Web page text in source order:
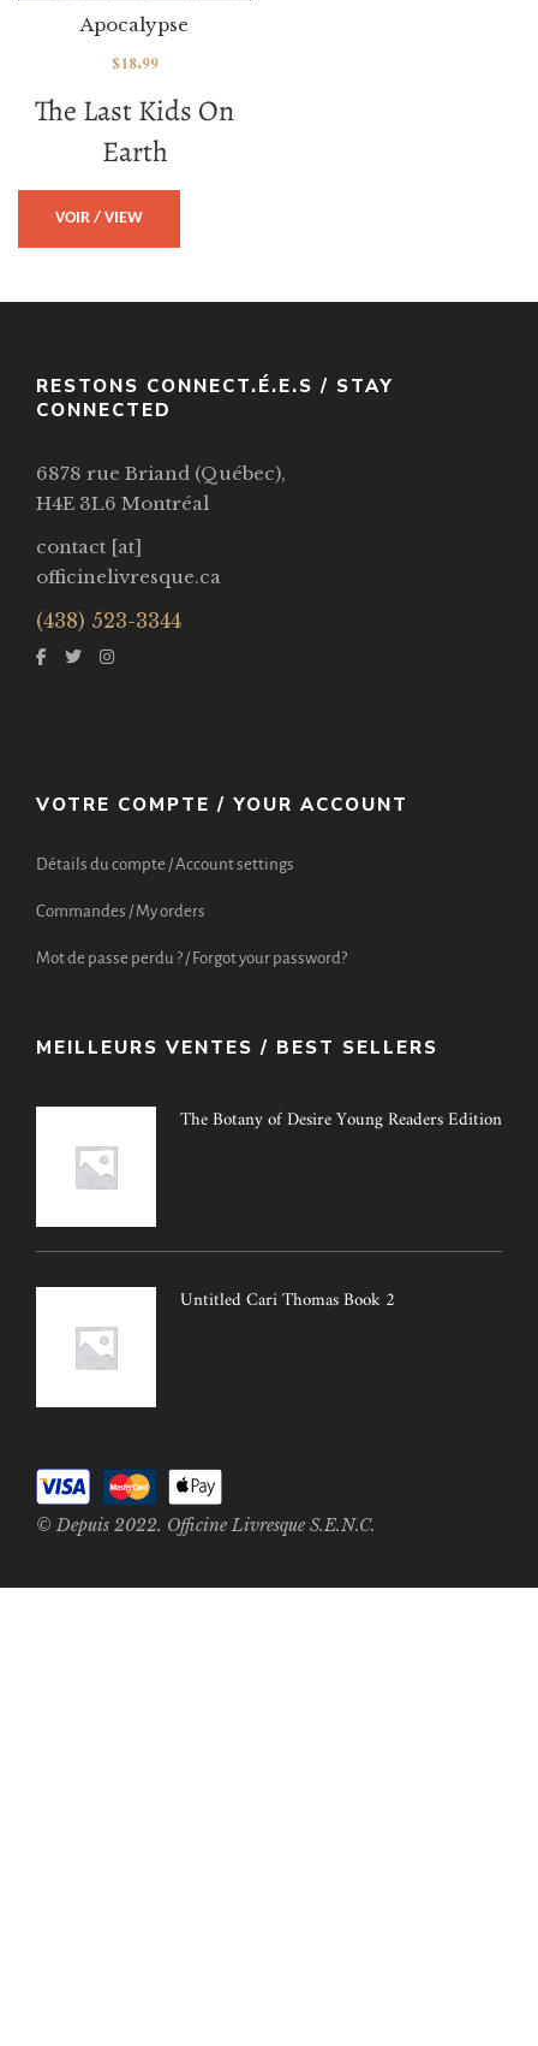
The Last Kids On
Earth
Apocalypse
$18.99
VOIR / VIEW
RESTONS CONNECT.É.E.S / STAY
CONNECTED
6878 rue Briand (Québec),
H4E 3L6 Montréal
contact [at]
officinelivresque.ca
(438) 523-3344
VOTRE COMPTE / YOUR ACCOUNT
Détails du compte / Account settings
Commandes / My orders
Mot de passe perdu ? / Forgot your password?
MEILLEURS VENTES / BEST SELLERS
The Botany of Desire Young Readers Edition
Untitled Cari Thomas Book 2
© Depuis 2022. Officine Livresque S.E.N.C.